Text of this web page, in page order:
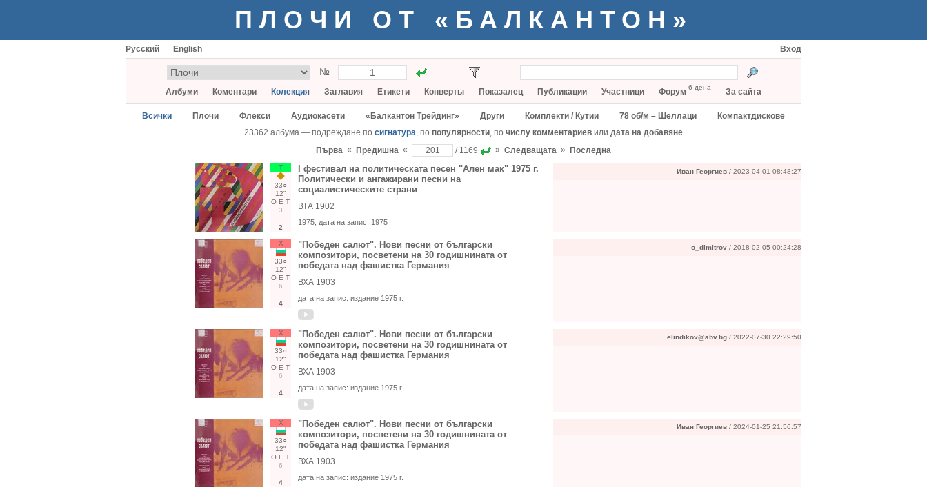
ПЛОЧИ ОТ «БАЛКАНТОН»
Русский English Вход
№
Албуми Коментари Колекция Заглавия Етикети Конверты Показалец Публикации Участници Форум 6 дена За сайта
Всички Плочи Флекси Аудиокасети «Балкантон Трейдинг» Други Комплекти / Кутии 78 об/м – Шеллаци
Компактдискове
23362 албума — подреждане по сигнатура, по популярности, по числу комментариев или дата на добавяне
Първа « Предишна « / 1169 » Следващата » Последна
Т
33○
12"
О Е Т
3
2
I фестивал на политическата песен "Ален мак" 1975 г.
Политически и ангажирани песни на
социалистическите страни
ВТА 1902
1975 , дата на запис: 1975
Иван Георгиев / 2023-04-01 08:48:27
Х
33○
12"
О Е Т
6
4
"Победен салют". Нови песни от български
композитори, посветени на 30 годишнината от
победата над фашистка Германия
ВХА 1903
дата на запис: издание 1975 г.
o_dimitrov / 2018-02-05 00:24:28
Х
33○
12"
О Е Т
6
4
"Победен салют". Нови песни от български
композитори, посветени на 30 годишнината от
победата над фашистка Германия
ВХА 1903
дата на запис: издание 1975 г.
elindikov@abv.bg / 2022-07-30 22:29:50
Х
33○
12"
О Е Т
6
4
"Победен салют". Нови песни от български
композитори, посветени на 30 годишнината от
победата над фашистка Германия
ВХА 1903
дата на запис: издание 1975 г.
Иван Георгиев / 2024-01-25 21:56:57